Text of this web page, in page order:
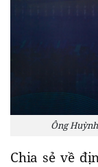
Ông
Chia sẻ về